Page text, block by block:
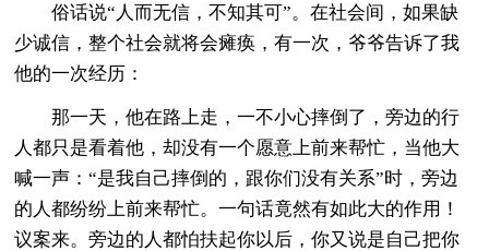
俗话说“人而无信，不知其可”。在社会间，如果缺
少诚信，整个社会就将会瘫痪，有一次，爷爷告诉了我
他的一次经历：
那一天，他在路上走，一不小心摔倒了，旁边的行
人都只是看着他，却没有一个愿意上前来帮忙，当他大
喊一声：“是我自己摔倒的，跟你们没有关系”时，旁边
的人都纷纷上前来帮忙。一句话竟然有如此大的作用！
议案来。旁边的人都怕扶起你以后，你又说是自己把你